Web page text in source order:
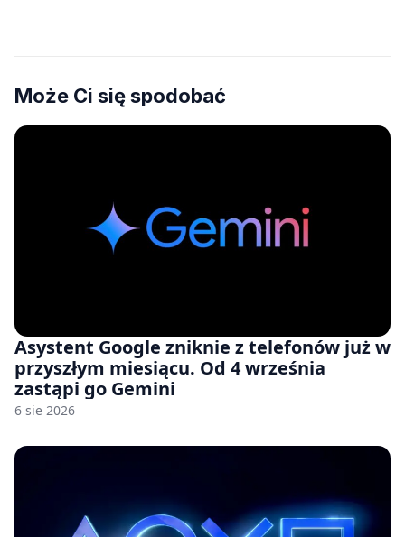
Może Ci się spodobać
Asystent Google zniknie z telefonów już w
przyszłym miesiącu. Od 4 września
zastąpi go Gemini
6 sie 2026